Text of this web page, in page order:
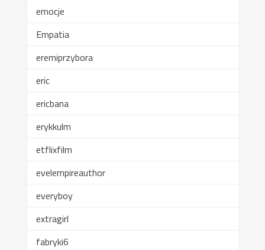
emocje
Empatia
eremiprzybora
eric
ericbana
erykkulm
etflixfilm
evelempireauthor
everyboy
extragirl
fabryki6